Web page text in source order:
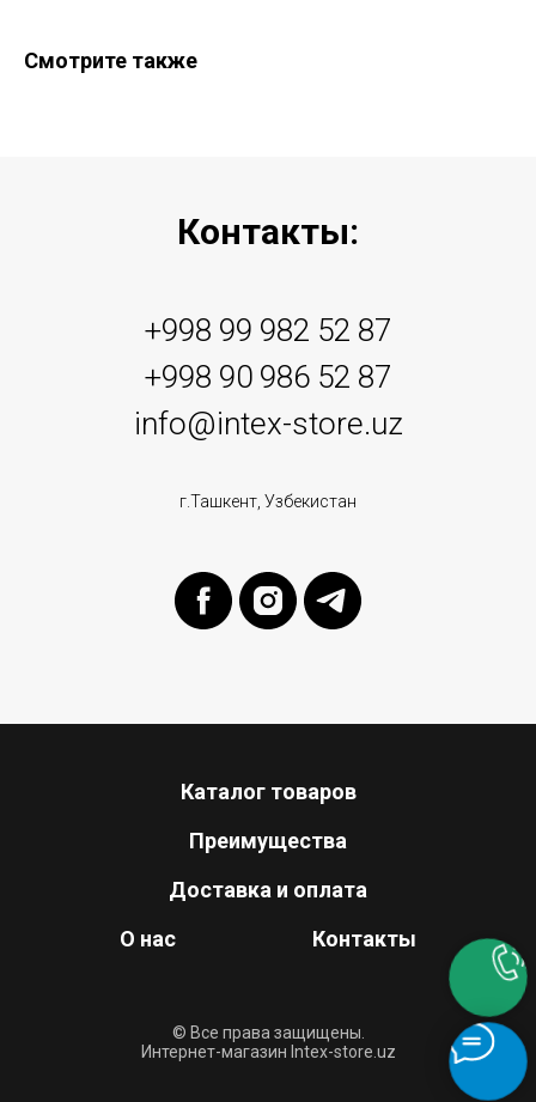
Смотрите также
Контакты:
+998 99 982 52 87
+998 90 986 52 87
info@intex-store.uz
г.Ташкент, Узбекистан
Каталог товаров
Преимущества
Доставка и оплата
О нас
Контакты
© Все права защищены.
Интернет-магазин Intex-store.uz